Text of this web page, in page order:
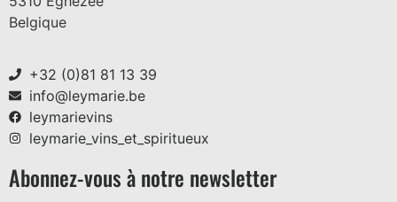
Belgique
+32 (0)81 81 13 39
info@leymarie.be
leymarievins
leymarie_vins_et_spiritueux
Abonnez-vous à notre newsletter